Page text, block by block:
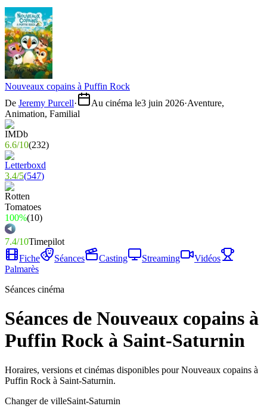
Nouveaux copains à Puffin Rock
De Jeremy Purcell· Au cinéma le3 juin 2026·Aventure,
Animation, Familial
6.6/10(232)
3.4/5(547)
100%(10)
7.4/10Timepilot
Fiche
Séances Casting Streaming
Vidéos
Palmarès
Séances cinéma
Séances de Nouveaux copains à
Puffin Rock à Saint-Saturnin
Horaires, versions et cinémas disponibles pour Nouveaux copains à
Puffin Rock à Saint-Saturnin.
Changer de villeSaint-Saturnin